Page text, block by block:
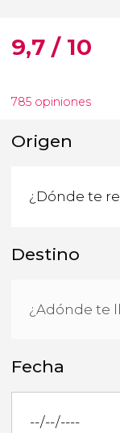
9,7 / 10
785 opiniones
Origen
Destino
Fecha